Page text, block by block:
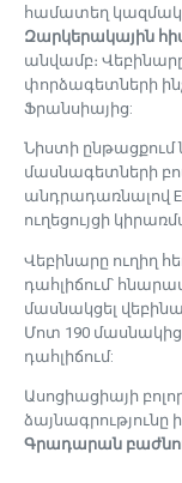
համատեղ
Զարկերակային
անվամբ։
փորձագետների
Ֆրանսիայից:
Նիստի ընթացքում
մասնագետների
անդրադառնալով
ուղեցույցի
Վեբինարը ուղիղ
դահլիճում՝
մասնակցել
Մոտ 190
դահլիճում:
Ասոցիացիայի
ձայնագրությունը
Գրադարան